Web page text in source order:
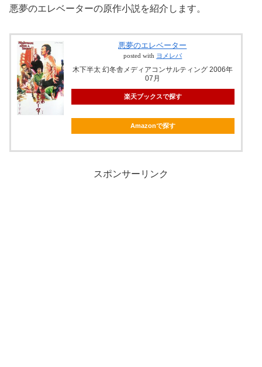
悪夢のエレベーターの原作小説を紹介します。
悪夢のエレベーター
posted with ヨメレバ
木下半太 幻冬舎メディアコンサルティング 2006年
07月
楽天ブックスで探す
Amazonで探す
スポンサーリンク